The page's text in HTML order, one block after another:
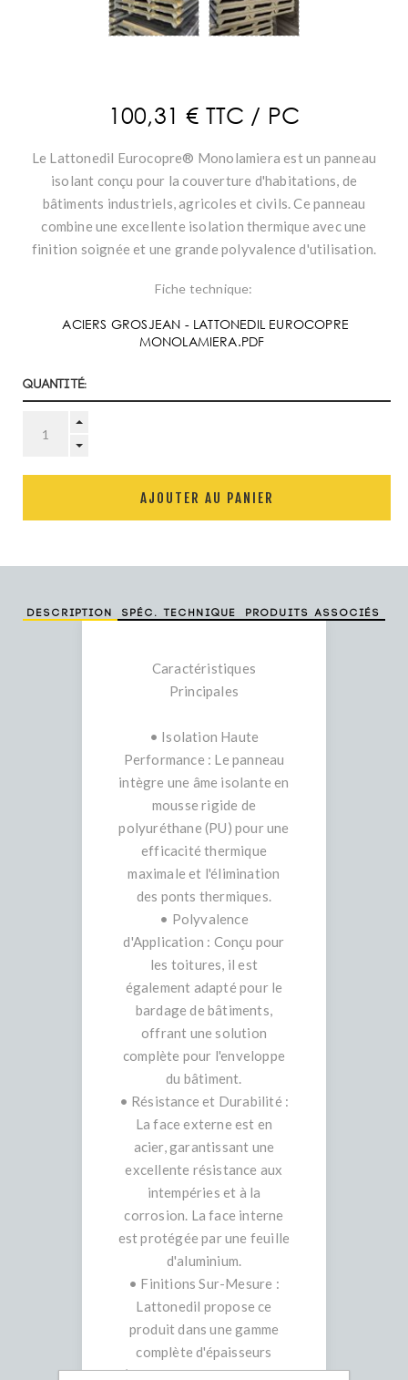
100,31 € TTC / PC
Le Lattonedil Eurocopre® Monolamiera est un panneau
isolant conçu pour la couverture d'habitations, de
bâtiments industriels, agricoles et civils. Ce panneau
combine une excellente isolation thermique avec une
finition soignée et une grande polyvalence d'utilisation.
Fiche technique:
ACIERS GROSJEAN - LATTONEDIL EUROCOPRE
MONOLAMIERA.PDF
Quantité:
AJOUTER AU PANIER
Description Spéc. technique Produits associés
Caractéristiques
Principales
• Isolation Haute
Performance : Le panneau
intègre une âme isolante en
mousse rigide de
polyuréthane (PU) pour une
efficacité thermique
maximale et l'élimination
des ponts thermiques.
• Polyvalence
d'Application : Conçu pour
les toitures, il est
également adapté pour le
bardage de bâtiments,
offrant une solution
complète pour l'enveloppe
du bâtiment.
• Résistance et Durabilité :
La face externe est en
acier, garantissant une
excellente résistance aux
intempéries et à la
corrosion. La face interne
est protégée par une feuille
d'aluminium.
• Finitions Sur-Mesure :
Lattonedil propose ce
produit dans une gamme
complète d'épaisseurs
(disponibles en 30, 40, 50,